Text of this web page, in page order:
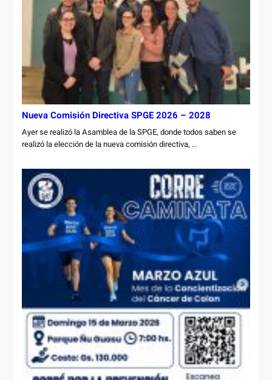
Nueva Comisión Directiva SPGE 2026 – 2028
Ayer se realizó la Asamblea de la SPGE, donde todos saben se
realizó la elección de la nueva comisión directiva, …